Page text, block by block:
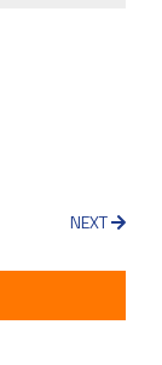
NEXT